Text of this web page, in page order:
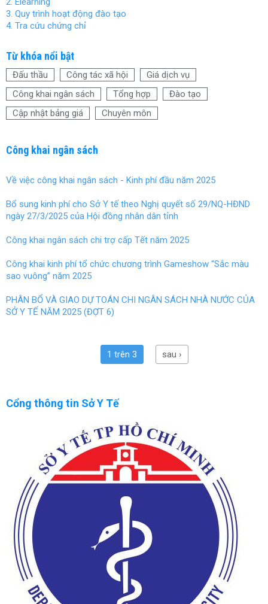
o
o
k
t
3. Quy trình hoạt động đào tạo
4. Tra cứu chứng chỉ
Từ khóa nổi bật
Đấu thầu Công tác xã hội
Giá dịch vụ
Công khai ngân sách
Tổng hợp
Đào tạo
Cập nhật bảng giá
Chuyên môn
Công khai ngân sách
Về việc công khai ngân sách - Kinh phí đầu năm 2025
Bổ sung kinh phí cho Sở Y tế theo Nghị quyết số 29/NQ-HĐND
ngày 27/3/2025 của Hội đồng nhân dân tỉnh
Công khai ngân sách chi trợ cấp Tết năm 2025
Công khai kinh phí tổ chức chương trình Gameshow “Sắc màu
sao vuông” năm 2025
PHÂN BỔ VÀ GIAO DỰ TOÁN CHI NGÂN SÁCH NHÀ NƯỚC CỦA
SỞ Y TẾ NĂM 2025 (ĐỢT 6)
1 trên 3 sau ›
Cổng thông tin Sở Y Tế